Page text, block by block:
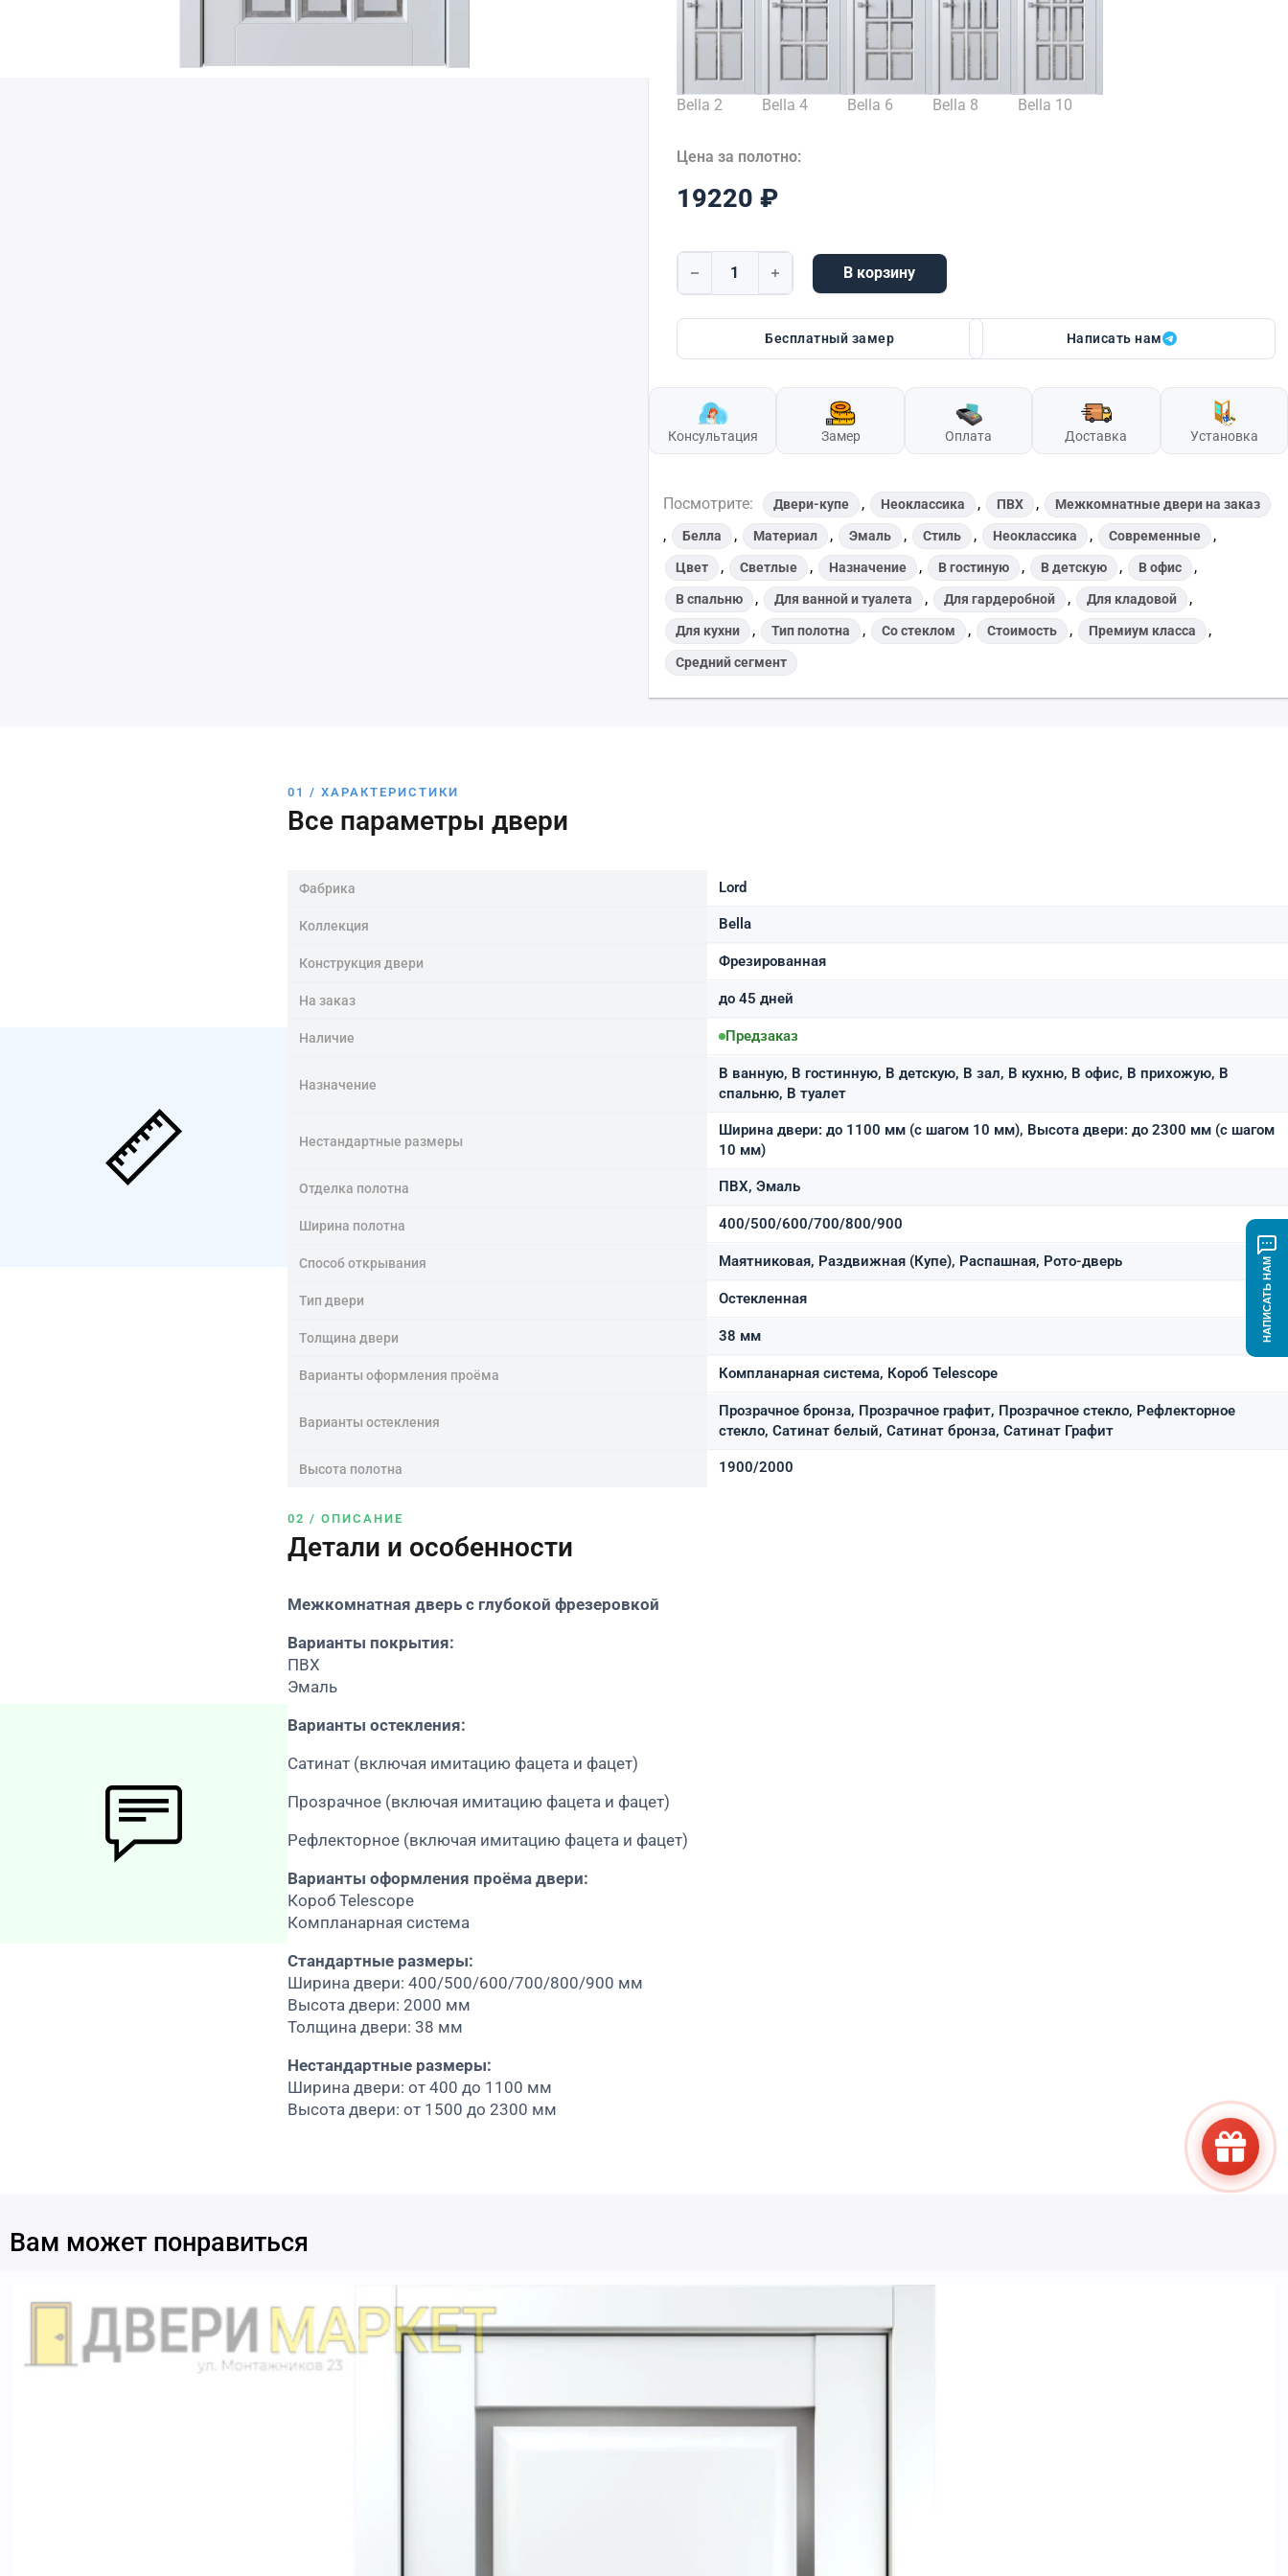
Bella 2 Bella 4 Bella 6 Bella 8 Bella 10
Цена за полотно:
19220 ₽
Количество товара Bella 12В корзину
Бесплатный замер Написать нам
Консультация Замер Оплата Доставка Установка
Посмотрите: Двери-купе , Неоклассика , ПВХ , Межкомнатные двери на заказ
, Белла , Материал , Эмаль , Стиль , Неоклассика , Современные ,
Цвет , Светлые , Назначение , В гостиную , В детскую , В офис ,
В спальню , Для ванной и туалета , Для гардеробной , Для кладовой ,
Для кухни , Тип полотна , Со стеклом , Стоимость , Премиум класса ,
Средний сегмент
01 / ХАРАКТЕРИСТИКИ
Все параметры двери
Фабрика Lord
Коллекция Bella
Конструкция двери Фрезированная
На заказ до 45 дней
Наличие Предзаказ
Назначение
В ванную, В гостинную, В детскую, В зал, В кухню, В офис, В прихожую, В
спальню, В туалет
Нестандартные размеры
Ширина двери: до 1100 мм (с шагом 10 мм), Высота двери: до 2300 мм (с шагом
10 мм)
Отделка полотна ПВХ, Эмаль
Ширина полотна 400/500/600/700/800/900
Способ открывания Маятниковая, Раздвижная (Купе), Распашная, Рото-дверь
Тип двери Остекленная
Толщина двери 38 мм
Варианты оформления проёма Компланарная система, Короб Telescope
Варианты остекления
Прозрачное бронза, Прозрачное графит, Прозрачное стекло, Рефлекторное
стекло, Сатинат белый, Сатинат бронза, Сатинат Графит
Высота полотна 1900/2000
02 / ОПИСАНИЕ
Детали и особенности
Межкомнатная дверь с глубокой фрезеровкой
Варианты покрытия:
ПВХ
Эмаль
Варианты остекления:
Сатинат (включая имитацию фацета и фацет)
Прозрачное (включая имитацию фацета и фацет)
Рефлекторное (включая имитацию фацета и фацет)
Варианты оформления проёма двери:
Короб Telescope
Компланарная система
Стандартные размеры:
Ширина двери: 400/500/600/700/800/900 мм
Высота двери: 2000 мм
Толщина двери: 38 мм
Нестандартные размеры:
Ширина двери: от 400 до 1100 мм
Высота двери: от 1500 до 2300 мм
Вам может понравиться
НАПИСАТЬ НАМ